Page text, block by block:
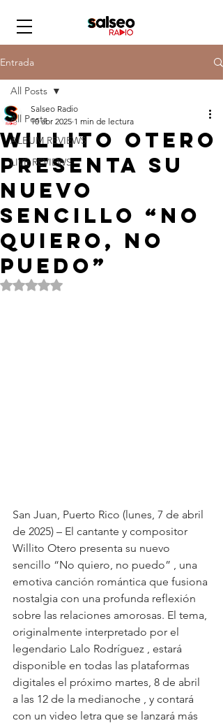
Entrada
All Posts
ALBUM REVIEWS
LIVE REVIEWS
All Posts
Willito Otero
presenta su
nuevo
sencillo “No
quiero, no
puedo”
Salseo Radio
10 abr 2025 1 min de lectura
Obtuvo NaN de 5 estrellas.
San Juan, Puerto Rico (lunes, 7 de abril
de 2025) – El cantante y compositor
Willito Otero presenta su nuevo
sencillo “No quiero, no puedo” , una
emotiva canción romántica que fusiona
nostalgia con una profunda reflexión
sobre las relaciones amorosas. El tema,
originalmente interpretado por el
legendario Lalo Rodríguez , estará
disponible en todas las plataformas
digitales el próximo martes, 8 de abril
a las 12 de la medianoche , y contará
con un video letra que se lanzará más